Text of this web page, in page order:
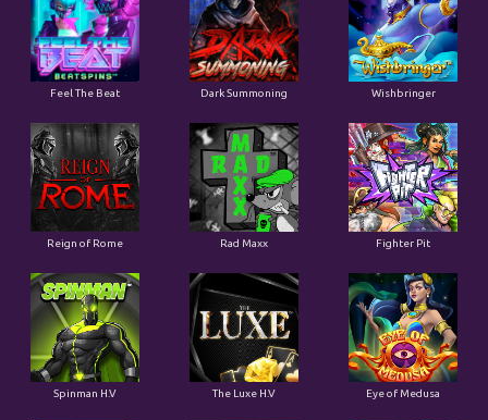
Feel The Beat Dark Summoning Wishbringer
Reign of Rome Rad Maxx Fighter Pit
Spinman H.V The Luxe H.V Eye of Medusa